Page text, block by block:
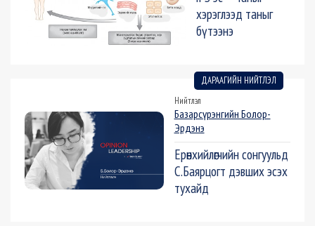
хэрэглээд таныг
бүтээнэ
ДАРААГИЙН НИЙТЛЭЛ
Нийтлэл
Базарсүрэнгийн Болор-
Эрдэнэ
Ерөнхийлөгчийн сонгуульд
С.Баярцогт дэвших эсэх
тухайд